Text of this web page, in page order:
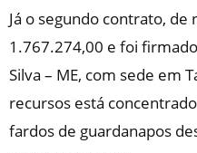
Já o segundo contrato, de
1.767.274,00 e foi
Silva – ME, com sede em
recursos está
fardos de guardanapos